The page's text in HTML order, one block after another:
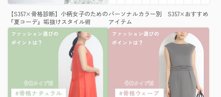
【S357×骨格診断】小柄女子のための
『夏コーデ』垢抜けスタイル術
パーソナルカラー別 S357×おすすめ
アイテム